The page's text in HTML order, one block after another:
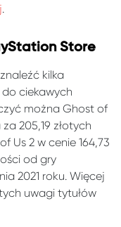
.
Store
kilka
do ciekawych
można Ghost of
205,19 złotych
Us 2 w cenie 164,73
od gry
2021 roku. Więcej
uwagi tytułów